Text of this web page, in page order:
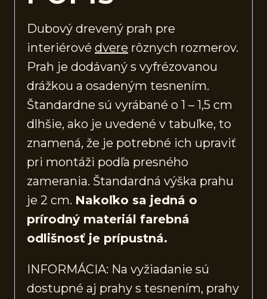
Dubový drevený prah pre
interiérové dvere rôznych rozmerov.
Prah je dodávaný s vyfrézovanou
drážkou a osadeným tesnením.
Štandardne sú vyrábané o 1 – 1,5 cm
dlhšie, ako je uvedené v tabuľke, to
znamená, že je potrebné ich upraviť
pri montáži podľa presného
zamerania. Štandardná výška prahu
je 2 cm. Nakoľko sa jedná o
prírodný materiál farebná
odlišnosť je prípustná.
INFORMÁCIA: Na vyžiadanie sú
dostupné aj prahy s tesnením, prahy